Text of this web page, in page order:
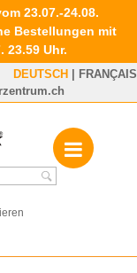
23.07.-24.08.
Bestellungen mit
23.59 Uhr.
DEUTSCH | FRANÇAIS